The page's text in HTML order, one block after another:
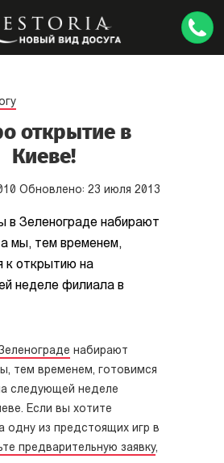
открытие в
Киеве!
Обновлено: 23 июля 2013
в Зеленограде набирают
мы, тем временем,
к открытию на
неделе филиала в
набирают
тем временем, готовимся
следующей неделе
Если вы хотите
одну из предстоящих игр в
предварительную заявку,